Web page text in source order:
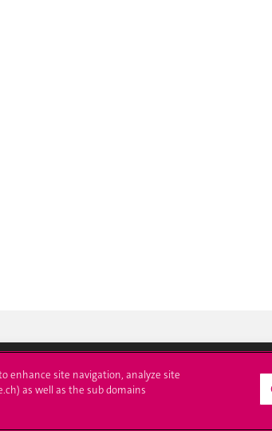
L'UNIGE vous
enhance site navigation, analyze site
as well as the sub domains